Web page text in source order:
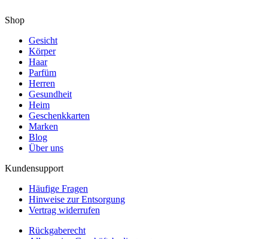
Shop
Gesicht
Körper
Haar
Parfüm
Herren
Gesundheit
Heim
Geschenkkarten
Marken
Blog
Über uns
Kundensupport
Häufige Fragen
Hinweise zur Entsorgung
Vertrag widerrufen
Rückgaberecht